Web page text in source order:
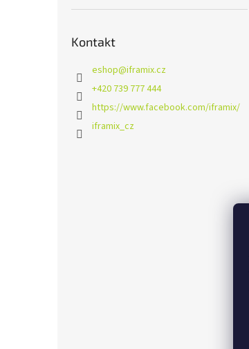
Kontakt
eshop@iframix.cz
+420 739 777 444
https://www.facebook.com/iframix/
iframix_cz